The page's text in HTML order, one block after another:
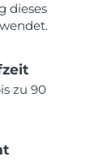
dieses
zu 90